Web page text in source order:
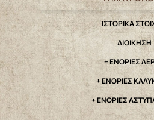
IΣΤΟΡΙΚΑ
ΔΙΟΙΚΗΣΗ
+ ΕΝΟΡΙΕΣ
+ ΕΝΟΡΙΕΣ
+ ΕΝΟΡΙΕΣ